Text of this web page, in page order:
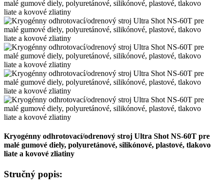
Kryogénny odhrotovací/odrenový stroj Ultra Shot NS-60T pre
malé gumové diely, polyuretánové, silikónové, plastové, tlakovo
liate a kovové zliatiny
Stručný popis: